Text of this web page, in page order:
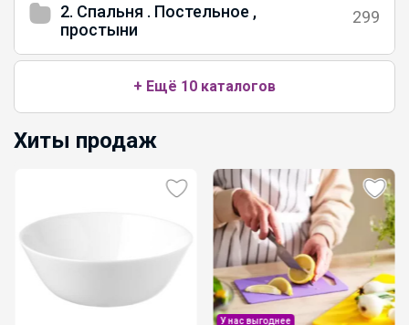
2. Спальня . Постельное ,
простыни
299
+ Ещё 10 каталогов
Хиты продаж
У нас выгоднее
Стильные и продуманные до мелочей
рюкзаки GRIZZLY
Джилка
На физкультуру — с комфортом: лёгкие,
удобные кроссовки уже в наличии